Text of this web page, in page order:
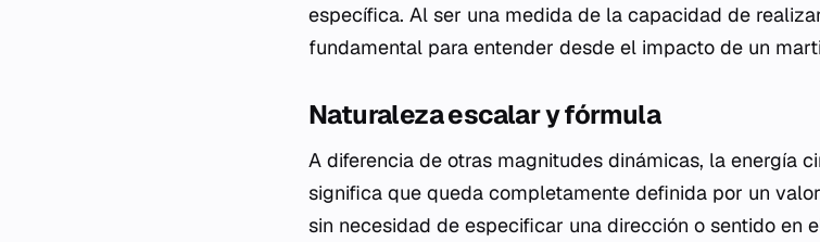
específica. Al ser una medida de la capacidad de
fundamental para entender desde el impacto de un
Naturaleza escalar y fórmula
A diferencia de otras magnitudes dinámicas, la energía
significa que queda completamente definida por un
sin necesidad de especificar una dirección o sentido en